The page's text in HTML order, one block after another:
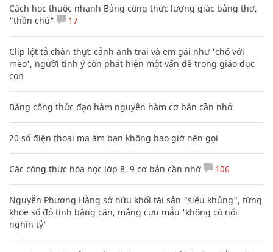
Cách học thuộc nhanh Bảng công thức lượng giác bằng thơ,
"thần chú"
17
Clip lột tả chân thực cảnh anh trai và em gái như 'chó với
mèo', người tinh ý còn phát hiện một vấn đề trong giáo dục
con
Bảng công thức đạo hàm nguyên hàm cơ bản cần nhớ
20 số điện thoại ma ám bạn không bao giờ nên gọi
Các công thức hóa học lớp 8, 9 cơ bản cần nhớ 106
Nguyễn Phương Hằng sở hữu khối tài sản "siêu khủng", từng
khoe sổ đỏ tính bằng cân, mắng cựu mẫu 'không có nổi
nghìn tỷ'